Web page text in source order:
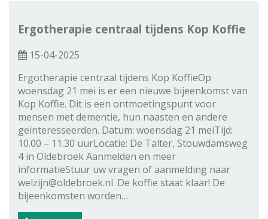
Ergotherapie centraal tijdens Kop Koffie
15-04-2025
Ergotherapie centraal tijdens Kop KoffieOp
woensdag 21 mei is er een nieuwe bijeenkomst van
Kop Koffie. Dit is een ontmoetingspunt voor
mensen met dementie, hun naasten en andere
geïnteresseerden. Datum: woensdag 21 meiTijd:
10.00 – 11.30 uurLocatie: De Talter, Stouwdamsweg
4 in Oldebroek Aanmelden en meer
informatieStuur uw vragen of aanmelding naar
welzijn@oldebroek.nl. De koffie staat klaar! De
bijeenkomsten worden…